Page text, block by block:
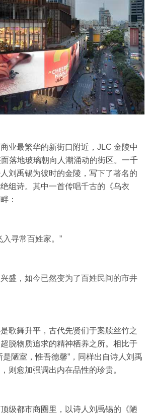
业最繁华的新街口附近， JLC 金陵中
落地玻璃朝向人潮涌动的街区。 一千
刘禹锡为彼时的金陵，写下了著名的
绝组诗。其中一首传唱千古的《乌衣
：
入寻常百姓家。”
盛，如今已然变为了百姓民间的市井
歌舞升平，古代先贤们于案牍丝竹之
脱物质追求的精神栖养之所。相比于
是陋室，惟吾德馨”，同样出自诗人刘禹
则愈加强调出内在品性的珍贵。
级都市商圈里，以诗人刘禹锡的《陋